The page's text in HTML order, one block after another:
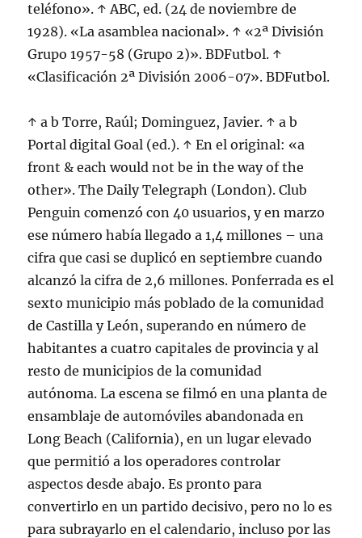
teléfono». ↑ ABC, ed. (24 de noviembre de
1928). «La asamblea nacional». ↑ «2ª División
Grupo 1957-58 (Grupo 2)». BDFutbol. ↑
«Clasificación 2ª División 2006-07». BDFutbol.
↑ a b Torre, Raúl; Dominguez, Javier. ↑ a b
Portal digital Goal (ed.). ↑ En el original: «a
front & each would not be in the way of the
other». The Daily Telegraph (London). Club
Penguin comenzó con 40 usuarios, y en marzo
ese número había llegado a 1,4 millones – una
cifra que casi se duplicó en septiembre cuando
alcanzó la cifra de 2,6 millones. Ponferrada es el
sexto municipio más poblado de la comunidad
de Castilla y León, superando en número de
habitantes a cuatro capitales de provincia y al
resto de municipios de la comunidad
autónoma. La escena se filmó en una planta de
ensamblaje de automóviles abandonada en
Long Beach (California), en un lugar elevado
que permitió a los operadores controlar
aspectos desde abajo. Es pronto para
convertirlo en un partido decisivo, pero no lo es
para subrayarlo en el calendario, incluso por las